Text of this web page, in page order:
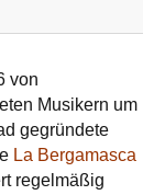
von
Musikern um
gegründete
La Bergamasca
regelmäßig